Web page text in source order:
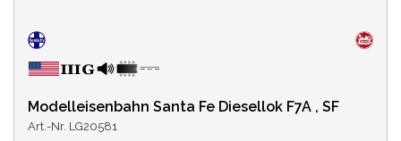
Modelleisenbahn Santa Fe Diesellok F7A , SF
Art.-Nr. LG20581